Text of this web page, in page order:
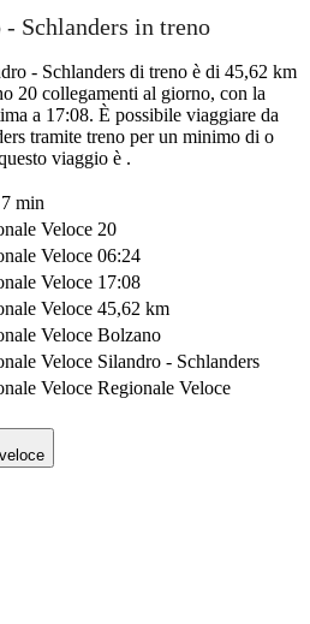
Schlanders in treno
- Schlanders di treno è di 45,62 km
20 collegamenti al giorno, con la
a 17:08. È possibile viaggiare da
tramite treno per un minimo di o
viaggio è .
min
Veloce 20
Veloce 06:24
Veloce 17:08
Veloce 45,62 km
Veloce Bolzano
Veloce Silandro - Schlanders
Veloce Regionale Veloce
©CARTO, ©OpenStreetMapcontributors